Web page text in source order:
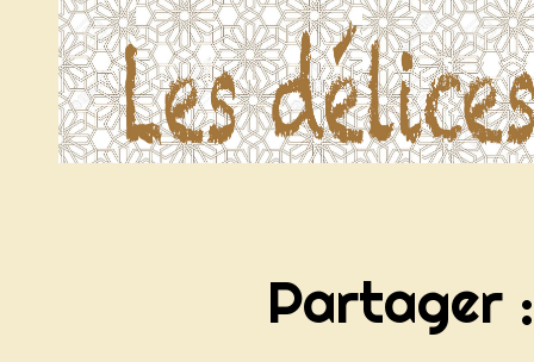
Partager